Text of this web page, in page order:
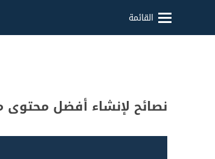
القائمة
نصائح لإنشاء أفضل محتوى